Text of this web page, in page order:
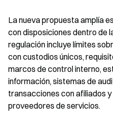
La nueva propuesta amplía
con disposiciones dentro de
regulación incluye límites
con custodios únicos,
marcos de control interno,
información, sistemas de
transacciones con afiliados
proveedores de servicios.